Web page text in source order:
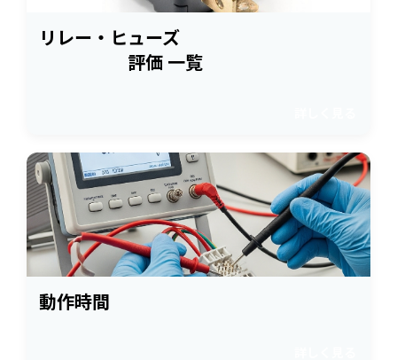
リレー・ヒューズ
評価 一覧
動作時間